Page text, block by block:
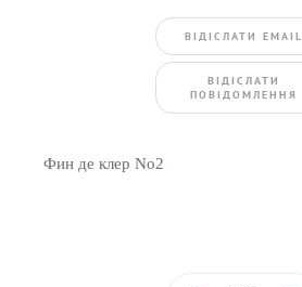
ВIДIСЛАТИ EMAIL
BIДIСЛАТИ
ПОВIДОМЛЕННЯ
Фин де клер No2